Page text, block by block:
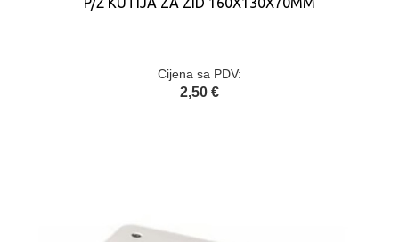
Cijena sa PDV:
2,50 €